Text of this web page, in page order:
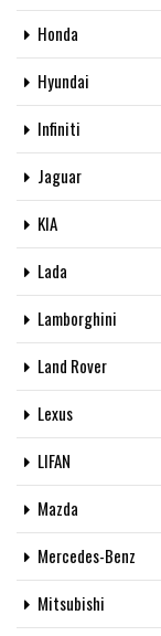
Honda
Hyundai
Infiniti
Jaguar
KIA
Lada
Lamborghini
Land Rover
Lexus
LIFAN
Mazda
Mercedes-Benz
Mitsubishi